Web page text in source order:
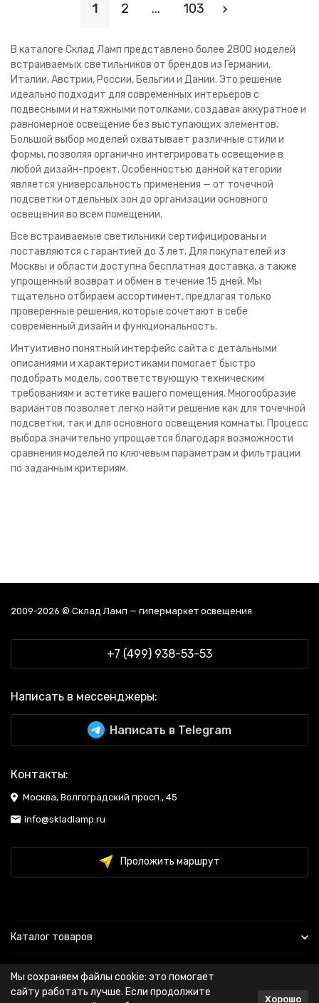
1 2 ... 103
В каталоге Склад Ламп представлено более 2800 моделей
встраиваемых светильников от брендов из Германии,
Италии, Австрии, России, Бельгии и Дании. Это решение
идеально подходит для современных интерьеров с
подвесными и натяжными потолками, создавая аккуратное и
равномерное освещение без выступающих элементов.
Большой выбор моделей охватывает различные стили и
формы, позволяя органично интегрировать освещение в
любой дизайн-проект. Особенностью данной категории
является универсальность применения — от точечной
подсветки отдельных зон до организации основного
освещения во всем помещении.
Все встраиваемые светильники сертифицированы и
поставляются с гарантией до 3 лет. Для покупателей из
Москвы и области доступна бесплатная доставка, а также
упрощенный возврат и обмен в течение 15 дней. Мы
тщательно отбираем ассортимент, предлагая только
проверенные решения, которые сочетают в себе
современный дизайн и функциональность.
Интуитивно понятный интерфейс сайта с детальными
описаниями и характеристиками помогает быстро
подобрать модель, соответствующую техническим
требованиям и эстетике вашего помещения. Многообразие
вариантов позволяет легко найти решение как для точечной
подсветки, так и для основного освещения комнаты. Процесс
выбора значительно упрощается благодаря возможности
сравнения моделей по ключевым параметрам и фильтрации
по заданным критериям.
2009-2026 © Склад Ламп — гипермаркет освещения
+7 (499) 938-53-53
Написать в мессенджеры:
Написать в Telegram
Контакты:
Москва, Волгоградский просп., 45
info@skladlamp.ru
Проложить маршрут
Каталог товаров
Информация
Мы сохраняем файлы cookie: это помогает
сайту работать лучше. Если продолжите
Хорошо